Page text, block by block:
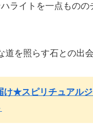
ライトを一点もの
を照らす石との出
け★スピリチュア